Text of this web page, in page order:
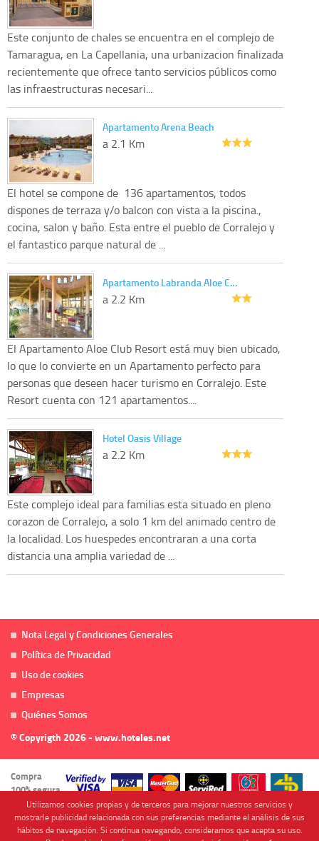
Este conjunto de chales se encuentra en el complejo de
Tamaragua, en La Capellania, una urbanizacion finalizada
recientemente que ofrece tanto servicios públicos como
las infraestructuras necesari...
Apartamento Arena Beach
a 2.1 Km
El hotel se compone de 136 apartamentos, todos
dispones de terraza y/o balcon con vista a la piscina.,
cocina, salon y baño. Esta entre el pueblo de Corralejo y
el fantastico parque natural de ...
Apartamento Labranda Aloe C…
a 2.2 Km
El Apartamento Aloe Club Resort está muy bien ubicado,
lo que lo convierte en un Apartamento perfecto para
personas que deseen hacer turismo en Corralejo. Este
Resort cuenta con 121 apartamentos....
Hotel Oasis Village
a 2.2 Km
Este complejo ideal para familias esta situado en pleno
corazon de Corralejo, a solo 1 km del animado centro de
la localidad. Los huespedes encontraran a una corta
distancia una amplia variedad de ...
Nota Legal y Condiciones Generales
Política de Privacidad
Uso de cookies
Empresas
Quiénes Somos
© Copyrigth 2026 - www.hoteles.net
Compra
100% segura
Utilizamos cookies propias y de terceros para mejorar nuestros servicios y
mostrarle publicidad relacionada con sus preferencias mediante el análisis de sus
hábitos de navegación. Si continua navegando, consideramos que acepta su uso.